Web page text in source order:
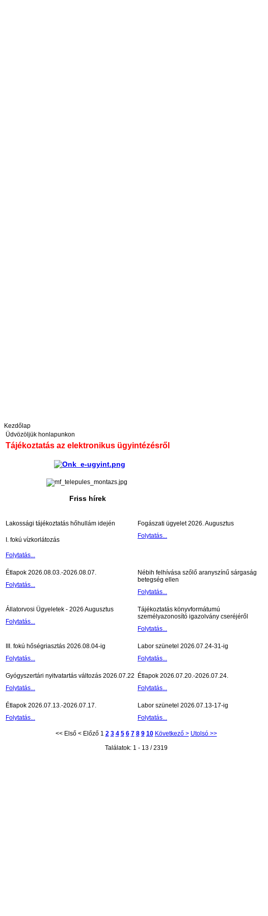
Kezdőlap
Üdvözöljük honlapunkon
Tájékoztatás az elektronikus ügyintézésről
Friss hírek
Lakossági tájékoztatás hőhullám idején
I. fokú vízkorlátozás
Folytatás...
Fogászati ügyelet 2026. Augusztus
Folytatás...
Étlapok 2026.08.03.-2026.08.07.
Folytatás...
Nébih felhívása szőlő aranyszínű sárgaság
betegség ellen
Folytatás...
Állatorvosi Ügyeletek - 2026 Augusztus
Folytatás...
Tájékoztatás könyvformátumú
személyazonosító igazolvány cseréjéről
Folytatás...
III. fokú hőségriasztás 2026.08.04-ig
Folytatás...
Labor szünetel 2026.07.24-31-ig
Folytatás...
Gyógyszertári nyitvatartás változás 2026.07.22
Folytatás...
Étlapok 2026.07.20.-2026.07.24.
Folytatás...
Étlapok 2026.07.13.-2026.07.17.
Folytatás...
Labor szünetel 2026.07.13-17-ig
Folytatás...
<< Első < Előző 1 2 3 4 5 6 7 8 9 10 Következő > Utolsó >>
Találatok: 1 - 13 / 2319